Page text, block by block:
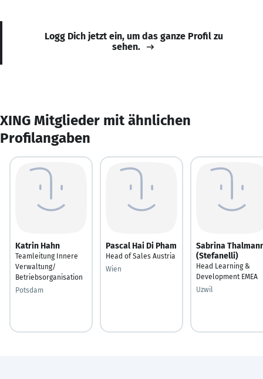
Logg Dich jetzt ein, um das ganze Profil zu
sehen.
XING Mitglieder mit ähnlichen
Profilangaben
Katrin Hahn
Teamleitung Innere
Verwaltung/
Betriebsorganisation
Potsdam
Pascal Hai Di Pham
Head of Sales Austria
Wien
Sabrina
(Stefanelli)
Head Learning &
Development EMEA
Uzwil